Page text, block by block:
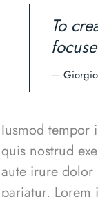
To
—
Iusmod tempor
quis nostrud
aute irure dolor
pariatur.